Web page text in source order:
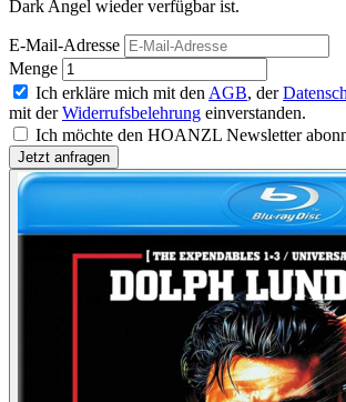
Dark Angel wieder verfügbar ist.
E-Mail-Adresse
Menge
Ich erkläre mich mit den AGB, der
mit derWiderrufsbelehrung einverstanden.
Ich möchte den HOANZL Newsletter